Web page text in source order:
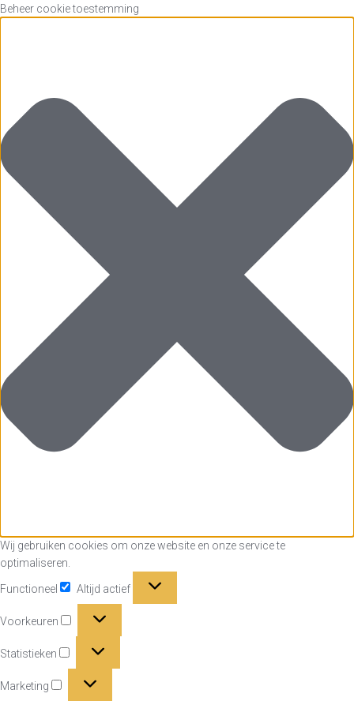
Beheer cookie toestemming
Wij gebruiken cookies om onze website en onze service te
optimaliseren.
Functioneel Altijd actief
Voorkeuren
Statistieken
Marketing
Marketing